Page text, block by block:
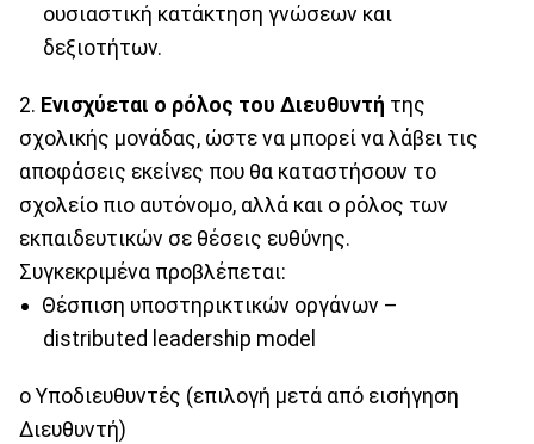
ουσιαστική κατάκτηση γνώσεων και
δεξιοτήτων.
2. Ενισχύεται ο ρόλος του Διευθυντή της
σχολικής μονάδας, ώστε να μπορεί να λάβει τις
αποφάσεις εκείνες που θα καταστήσουν το
σχολείο πιο αυτόνομο, αλλά και ο ρόλος των
εκπαιδευτικών σε θέσεις ευθύνης.
Συγκεκριμένα προβλέπεται:
Θέσπιση υποστηρικτικών οργάνων –
distributed leadership model
o Υποδιευθυντές (επιλογή μετά από εισήγηση
Διευθυντή)